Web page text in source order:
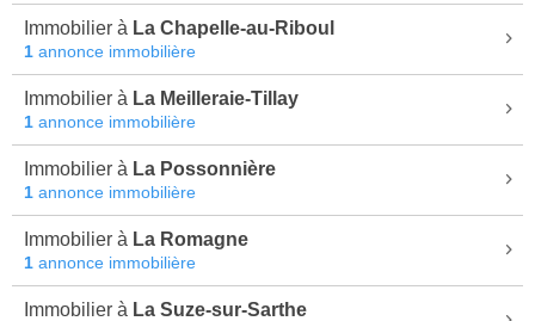
Immobilier à La Chapelle-au-Riboul
1 annonce immobilière
Immobilier à La Meilleraie-Tillay
1 annonce immobilière
Immobilier à La Possonnière
1 annonce immobilière
Immobilier à La Romagne
1 annonce immobilière
Immobilier à La Suze-sur-Sarthe